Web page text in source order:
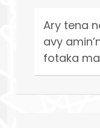
Ary tena
avy
fotaka